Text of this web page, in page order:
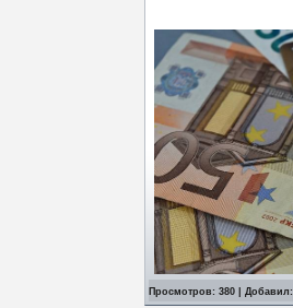
Просмотров: 380 | Добавил: